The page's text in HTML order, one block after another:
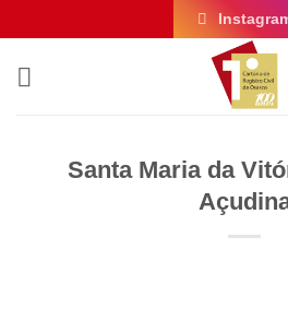
to
content
Santa Maria da